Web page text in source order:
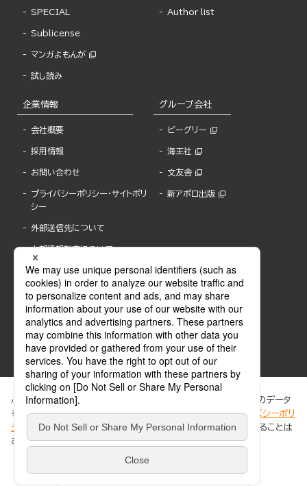
SPECIAL
Sublicense
マンガよもんが
試し読み
Author list
企業情報
会社概要
採用情報
お問い合わせ
プライバシーポリシー・サイトポリ
シー
外部送信先について
内部通報制度について
グループ会社
ビーグリー
海王社
文友舎
新アポロ出版
ABJマークは、この電子書店・電子書籍配信サービスが、著作権者からコンテンツ使用許諾を
得た正規版配信サービスであることを示す登録商標(登録番号 第6091713号)です。
ABJマークの詳細、ABJマークを掲示しているサービスの一覧はこちら。
ぶんか社が運営するサイトでは、利便性向上のためにCookie等のデータ
を使用しています。 当社のCookieについての詳細は、「プライバシーポリ
シー
」をご覧ください。当サイトでは、訪問者の個人情報を追跡することは
ありません。